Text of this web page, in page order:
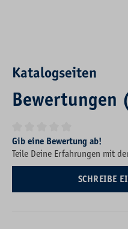
Katalogseiten
Bewertungen
Durchschnittliche Bewertung von
Gib eine Bewertung ab!
Teile Deine Erfahrungen mit
SCHREIBE